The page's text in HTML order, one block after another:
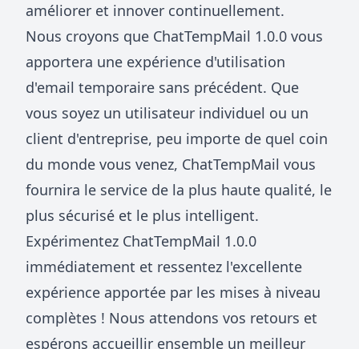
améliorer et innover continuellement.
Nous croyons que ChatTempMail 1.0.0 vous
apportera une expérience d'utilisation
d'email temporaire sans précédent. Que
vous soyez un utilisateur individuel ou un
client d'entreprise, peu importe de quel coin
du monde vous venez, ChatTempMail vous
fournira le service de la plus haute qualité, le
plus sécurisé et le plus intelligent.
Expérimentez ChatTempMail 1.0.0
immédiatement et ressentez l'excellente
expérience apportée par les mises à niveau
complètes ! Nous attendons vos retours et
espérons accueillir ensemble un meilleur